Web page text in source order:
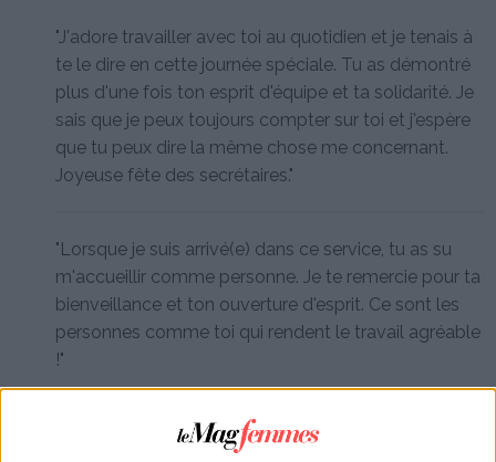
"J'adore travailler avec toi au quotidien et je tenais à
te le dire en cette journée spéciale. Tu as démontré
plus d'une fois ton esprit d'équipe et ta solidarité. Je
sais que je peux toujours compter sur toi et j'espère
que tu peux dire la même chose me concernant.
Joyeuse fête des secrétaires."
"Lorsque je suis arrivé(e) dans ce service, tu as su
m'accueillir comme personne. Je te remercie pour ta
bienveillance et ton ouverture d'esprit. Ce sont les
personnes comme toi qui rendent le travail agréable
!"
À lire aussi :Textes pour un départ en